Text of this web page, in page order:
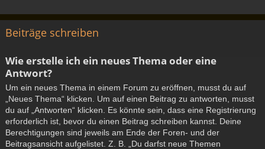
Beiträge schreiben
Wie erstelle ich ein neues Thema oder eine
Antwort?
Um ein neues Thema in einem Forum zu eröffnen, musst du auf
„Neues Thema“ klicken. Um auf einen Beitrag zu antworten, musst
du auf „Antworten“ klicken. Es könnte sein, dass eine Registrierung
erforderlich ist, bevor du einen Beitrag schreiben kannst. Deine
Berechtigungen sind jeweils am Ende der Foren- und der
Beitragsansicht aufgelistet. Z. B. „Du darfst neue Themen